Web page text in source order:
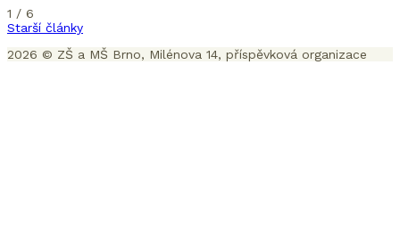
1 / 6
Starší články
2026 © ZŠ a MŠ Brno, Milénova 14, příspěvková organizace